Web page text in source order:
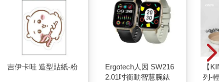
吉伊卡哇 造型貼紙-粉
Ergotech人因 SW216
2.01吋衡動智慧腕錶
【
列-